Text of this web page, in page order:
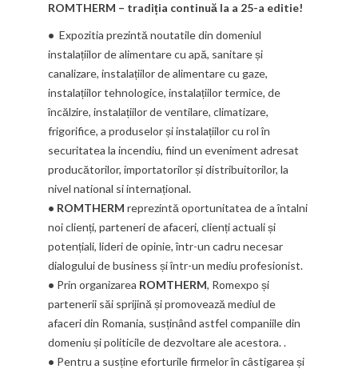
ROMTHERM – tradiția continuă la a 25-a editie!
• Expozitia prezintă noutatile din domeniul
instalațiilor de alimentare cu apă, sanitare și
canalizare, instalațiilor de alimentare cu gaze,
instalațiilor tehnologice, instalațiilor termice, de
încălzire, instalațiilor de ventilare, climatizare,
frigorifice, a produselor și instalațiilor cu rol în
securitatea la incendiu, fiind un eveniment adresat
producătorilor, importatorilor și distribuitorilor, la
nivel national si internațional.
• ROMTHERM reprezintă oportunitatea de a întalni
noi clienți, parteneri de afaceri, clienți actuali și
potențiali, lideri de opinie, într-un cadru necesar
dialogului de business și într-un mediu profesionist.
• Prin organizarea ROMTHERM, Romexpo și
partenerii săi sprijină și promovează mediul de
afaceri din Romania, susținând astfel companiile din
domeniu și politicile de dezvoltare ale acestora. .
• Pentru a susține eforturile firmelor în câstigarea și